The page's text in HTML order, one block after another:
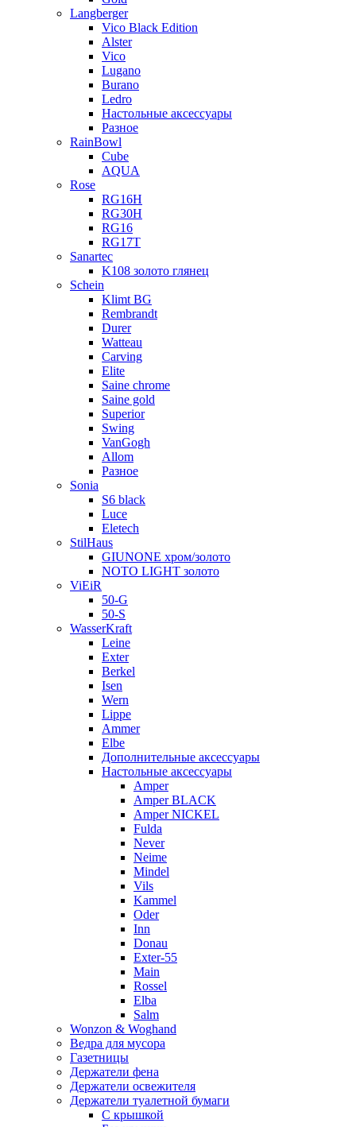
Langberger
Vico Black Edition
Alster
Vico
Lugano
Burano
Ledro
Настольные аксессуары
Разное
RainBowl
Cube
AQUA
Rose
RG16H
RG30H
RG16
RG17T
Sanartec
K108 золото глянец
Schein
Klimt BG
Rembrandt
Durer
Watteau
Carving
Elite
Saine chrome
Saine gold
Superior
Swing
VanGogh
Allom
Разное
Sonia
S6 black
Luce
Eletech
StilHaus
GIUNONE хром/золото
NOTO LIGHT золото
ViEiR
50-G
50-S
WasserKraft
Leine
Exter
Berkel
Isen
Wern
Lippe
Ammer
Elbe
Дополнительные аксессуары
Настольные аксессуары
Amper
Amper BLACK
Amper NICKEL
Fulda
Never
Neime
Mindel
Vils
Kammel
Oder
Inn
Donau
Exter-55
Main
Rossel
Elba
Salm
Wonzon & Woghand
Ведра для мусора
Газетницы
Держатели фена
Держатели освежителя
Держатели туалетной бумаги
С крышкой